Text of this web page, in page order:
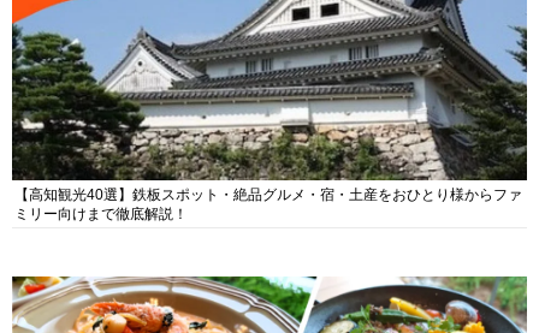
【高知観光40選】鉄板スポット・絶品グルメ・宿・土産をおひとり様からファ
ミリー向けまで徹底解説！